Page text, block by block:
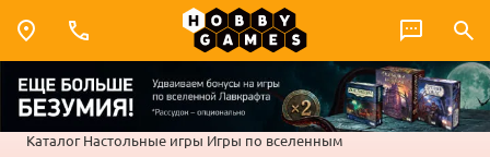
Каталог Настольные игры Игры по вселенным